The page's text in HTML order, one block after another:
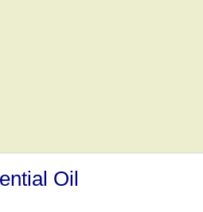
Oil